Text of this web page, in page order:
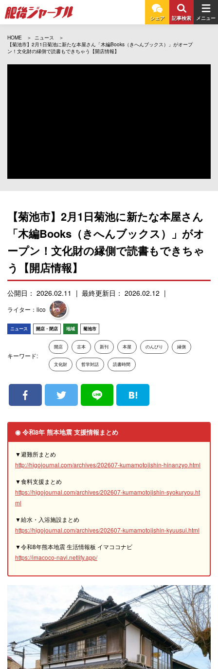
シェア 記事検索 メニュー
HOME
ニュース
【菊池市】2月1日菊池に新たな本屋さん「木編Books（きへんブックス）」がオープ
ン！文化財の縁側で読書もできちゃう【開店情報】
【菊池市】2月1日菊池に新たな本屋さん
「木編Books（きへんブックス）」がオ
ープン！文化財の縁側で読書もできちゃ
う【開店情報】
公開日： 2026.02.11 最終更新日： 2026.02.12
ライター：lico
ニュース 開店・閉店 地域 菊池市
キーワード:
開店 古本 新刊 本屋 のんびり 縁側
文化財 哲学対話 読書時間
◉ 令和8年 熊本地震 支援情報まとめ
▼避難所まとめ
http://higojournal.com/archives/202607-kumamotojishin-hinanzyo.html
▼食料支援まとめ
https://higojournal.com/archives/202607-kumamotojishin-syokuryou.ht
ml
▼給水・入浴施設まとめ
https://higojournal.com/archives/202607-kumamotojishin-kyuusui.html
▼令和8年熊本地震 生活情報板 イマココナビ
https://imacoco-navi.netlify.app/